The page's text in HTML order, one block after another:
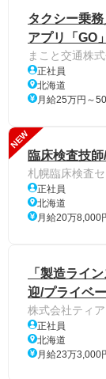
タクシー乗
アプリ「GO
まこと交通株
正社員
北海道
月給25万円～
NEW
臨床検査技
札幌臨床検査
正社員
北海道
月給20万8,000
「製造ライ
迎/プライベ
株式会社ティ
正社員
北海道
月給23万3,000